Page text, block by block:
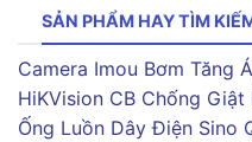
SẢN PHẨM HAY TÌM
Camera Imou Bơm Tăng
HiKVision CB Chống Giật
Ống Luồn Dây Điện Sino